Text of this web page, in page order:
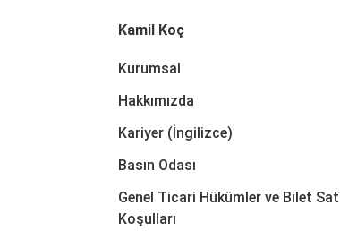
Kamil Koç
Kurumsal
Hakkımızda
Kariyer (İngilizce)
Basın Odası
Genel Ticari Hükümler ve Bilet
Koşulları